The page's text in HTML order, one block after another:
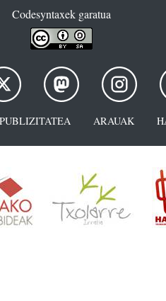
Codesyntaxek garatua
PUBLIZITATEA ARAUAK